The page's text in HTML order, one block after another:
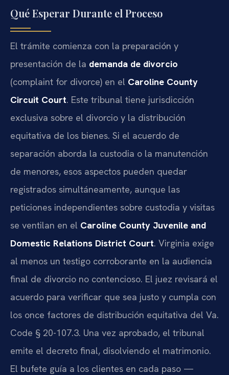
Qué Esperar Durante el Proceso
El trámite comienza con la preparación y
presentación de la demanda de divorcio
(complaint for divorce) en el Caroline County
Circuit Court. Este tribunal tiene jurisdicción
exclusiva sobre el divorcio y la distribución
equitativa de los bienes. Si el acuerdo de
separación aborda la custodia o la manutención
de menores, esos aspectos pueden quedar
registrados simultáneamente, aunque las
peticiones independientes sobre custodia y visitas
se ventilan en el Caroline County Juvenile and
Domestic Relations District Court. Virginia exige
al menos un testigo corroborante en la audiencia
final de divorcio no contencioso. El juez revisará el
acuerdo para verificar que sea justo y cumpla con
los once factores de distribución equitativa del Va.
Code § 20-107.3. Una vez aprobado, el tribunal
emite el decreto final, disolviendo el matrimonio.
El bufete guía a los clientes en cada paso —